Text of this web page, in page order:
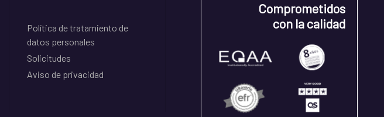
Política de tratamiento de
datos personales
Solicitudes
Aviso de privacidad
Comprometidos
con la calidad